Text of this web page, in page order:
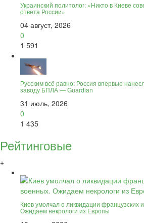
Украинский политолог: «Никто в Киеве
ответа России»
04 август, 2026
0
1 591
Русским всё равно: Россия впервые
заводу БПЛА — Guardian
31 июль, 2026
0
1 435
Рейтинговые
+
Киев умолчал о ликвидации французских
Ожидаем некрологи из Европы